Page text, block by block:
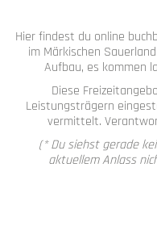
Hier findest du online
im Märkischen
Aufbau, es kommen
Diese
Leistungsträgern
vermittelt.
(* Du siehst gerade
aktuellem Anlass